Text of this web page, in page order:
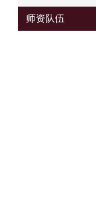
师资队伍